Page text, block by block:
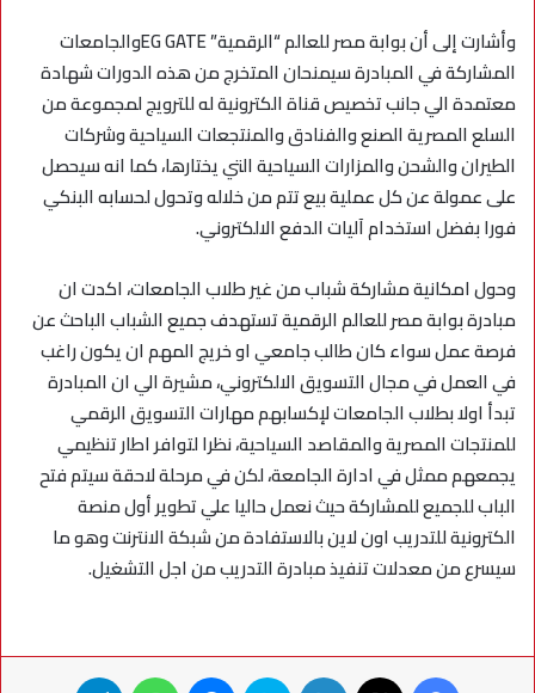
وأشارت إلى أن بوابة مصر للعالم “الرقمية” EG GATE
والجامعات
المشاركة في المبادرة سيمنحان المتخرج من هذه الدورات شهادة
معتمدة الي جانب تخصيص قناة الكترونية له للترويج لمجموعة من
السلع المصرية الصنع والفنادق والمنتجعات السياحية وشركات
الطيران والشحن والمزارات السياحية التي يختارها، كما انه سيحصل
على عمولة عن كل عملية بيع تتم من خلاله وتحول لحسابه البنكي
فورا بفضل استخدام آليات الدفع الالكتروني.
وحول امكانية مشاركة شباب من غير طلاب الجامعات، اكدت ان
مبادرة بوابة مصر للعالم الرقمية تستهدف جميع الشباب الباحث عن
فرصة عمل سواء كان طالب جامعي او خريج المهم ان يكون راغب
في العمل في مجال التسويق الالكتروني، مشيرة الي ان المبادرة
تبدأ اولا بطلاب الجامعات لإكسابهم مهارات التسويق الرقمي
للمنتجات المصرية والمقاصد السياحية، نظرا لتوافر اطار تنظيمي
يجمعهم ممثل في ادارة الجامعة، لكن في مرحلة لاحقة سيتم فتح
الباب للجميع للمشاركة حيث نعمل حاليا علي تطوير أول منصة
الكترونية للتدريب اون لاين بالاستفادة من شبكة الانترنت وهو ما
سيسرع من معدلات تنفيذ مبادرة التدريب من اجل التشغيل.
فيسبوك لينكدإن سكايب ماسنجر واتساب